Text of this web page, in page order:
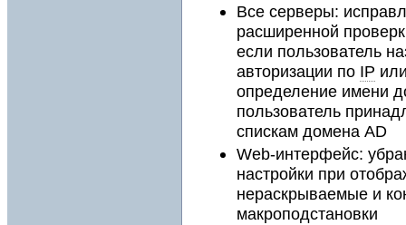
Все серверы:
расширенной
если пользователь
авторизации по IP
определение имени
пользователь
спискам домена AD
Web-интерфейс:
настройки при
нераскрываемые и
макроподстановки